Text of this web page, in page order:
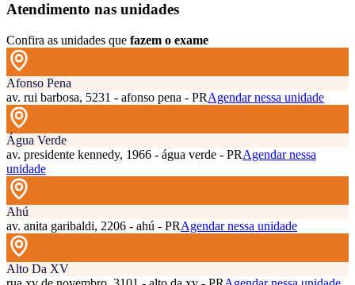
Atendimento nas unidades
Confira as unidades que fazem o exame
Afonso Pena
av. rui barbosa, 5231 - afonso pena - PRAgendar nessa unidade
Água Verde
av. presidente kennedy, 1966 - água verde - PRAgendar nessa
unidade
Ahú
av. anita garibaldi, 2206 - ahú - PRAgendar nessa unidade
Alto Da XV